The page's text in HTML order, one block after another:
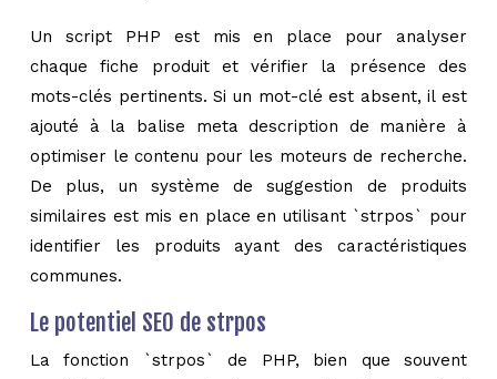
Un script PHP est mis en place pour analyser
chaque fiche produit et vérifier la présence des
mots-clés pertinents. Si un mot-clé est absent, il est
ajouté à la balise meta description de manière à
optimiser le contenu pour les moteurs de recherche.
De plus, un système de suggestion de produits
similaires est mis en place en utilisant `strpos` pour
identifier les produits ayant des caractéristiques
communes.
Le potentiel SEO de strpos
La fonction `strpos` de PHP, bien que souvent